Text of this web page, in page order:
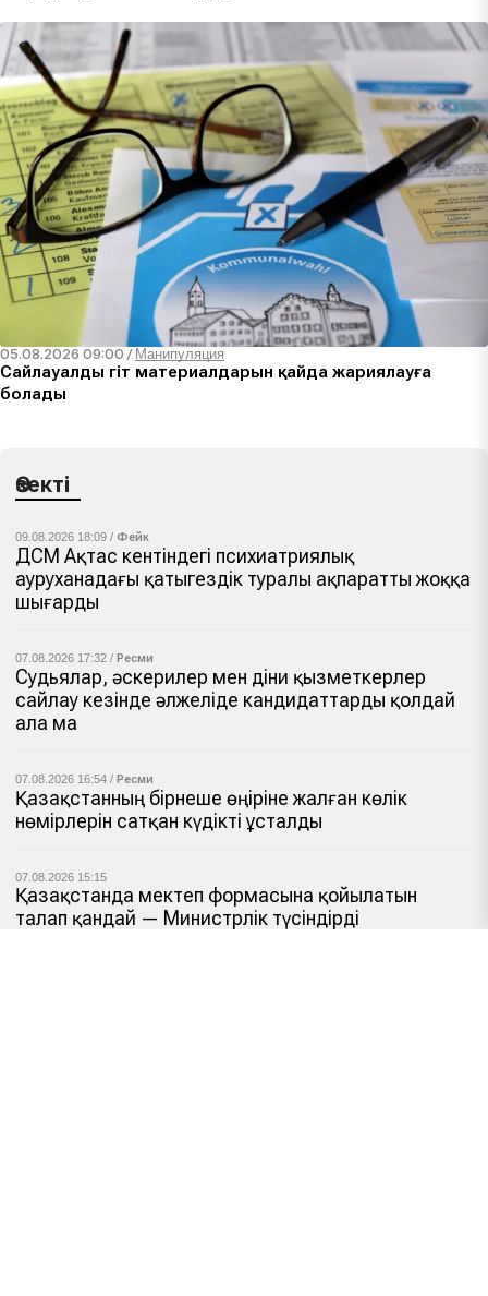
05.08.2026 09:00 / Манипуляция
Сайлауалды үгіт материалдарын қайда жариялауға
болады
Өзекті
09.08.2026 18:09 / Фейк
ДСМ Ақтас кентіндегі психиатриялық
ауруханадағы қатыгездік туралы ақпаратты жоққа
шығарды
07.08.2026 17:32 / Ресми
Судьялар, әскерилер мен діни қызметкерлер
сайлау кезінде әлжеліде кандидаттарды қолдай
ала ма
07.08.2026 16:54 / Ресми
Қазақстанның бірнеше өңіріне жалған көлік
нөмірлерін сатқан күдікті ұсталды
07.08.2026 15:15
Қазақстанда мектеп формасына қойылатын
талап қандай — Министрлік түсіндірді